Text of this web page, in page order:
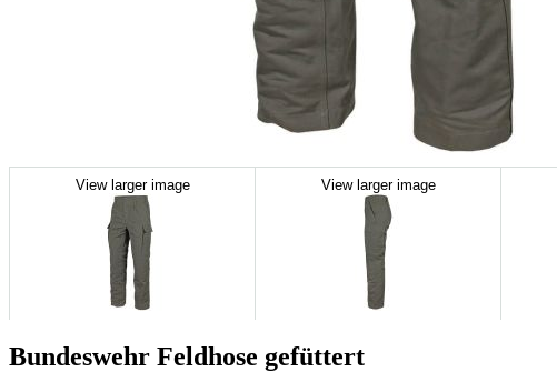
View larger image View larger image
Bundeswehr Feldhose gefüttert